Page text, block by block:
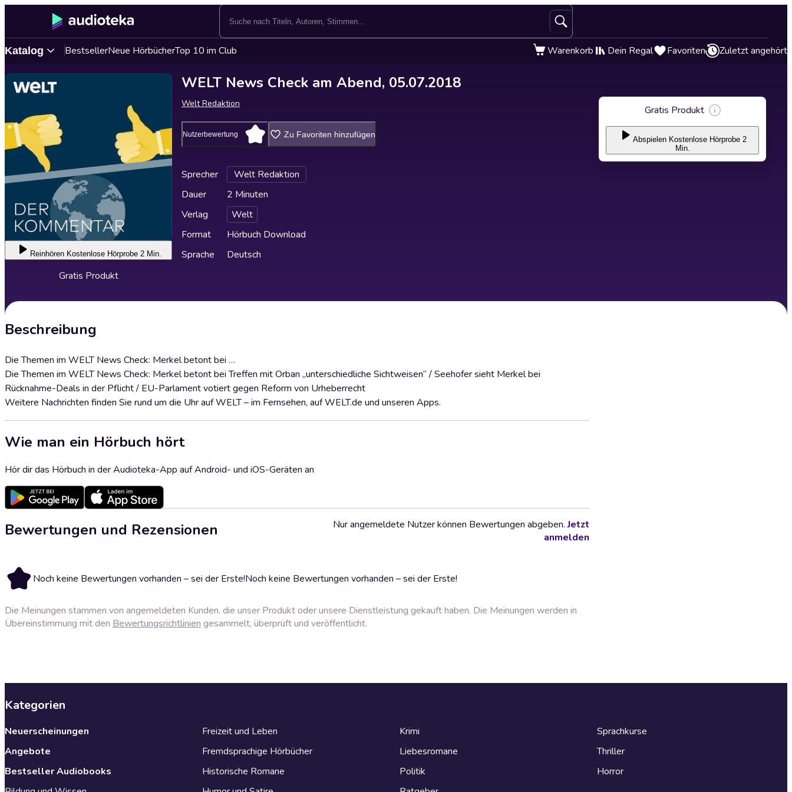
Katalog BestsellerNeue HörbücherTop 10 im Club Warenkorb Dein Regal Favoriten Zuletzt angehört
Reinhören Kostenlose Hörprobe 2 Min.
Gratis Produkt
WELT News Check am Abend, 05.07.2018
Welt Redaktion
Nutzerbewertung Zu Favoriten hinzufügen
Sprecher
Welt Redaktion
Dauer
2 Minuten
Verlag
Welt
Format
Hörbuch Download
Sprache
Deutsch
Beschreibung
Die Themen im WELT News Check: Merkel betont bei …
Die Themen im WELT News Check: Merkel betont bei Treffen mit Orban „unterschiedliche Sichtweisen“ / Seehofer sieht Merkel bei
Rücknahme-Deals in der Pflicht / EU-Parlament votiert gegen Reform von Urheberrecht
Weitere Nachrichten finden Sie rund um die Uhr auf WELT – im Fernsehen, auf WELT.de und unseren Apps.
Wie man ein Hörbuch hört
Hör dir das Hörbuch in der Audioteka-App auf Android- und iOS-Geräten an
Bewertungen und Rezensionen
Noch keine Bewertungen vorhanden – sei der Erste!Noch keine Bewertungen vorhanden – sei der Erste!
Nur angemeldete Nutzer können Bewertungen abgeben.Jetzt
anmelden
Die Meinungen stammen von angemeldeten Kunden, die unser Produkt oder unsere Dienstleistung gekauft haben. Die Meinungen werden in
Übereinstimmung mit den Bewertungsrichtlinien gesammelt, überprüft und veröffentlicht.
Gratis Produkt
Abspielen Kostenlose Hörprobe 2
Min.
Kategorien
Neuerscheinungen
Angebote
Bestseller Audiobooks
Freizeit und Leben
Fremdsprachige Hörbücher
Historische Romane
Krimi
Liebesromane
Politik
Sprachkurse
Thriller
Horror